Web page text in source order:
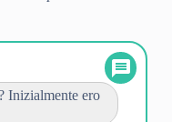
Inizialmente ero